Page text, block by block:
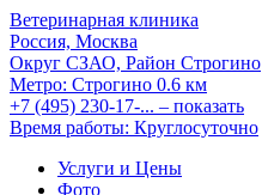
Ветеринарная клиника
Россия, Москва
Округ СЗАО, Район Строгино
Метро: Строгино 0.6 км
+7 (495) 230-17-... – показать
Время работы: Круглосуточно
Услуги и Цены
Фото